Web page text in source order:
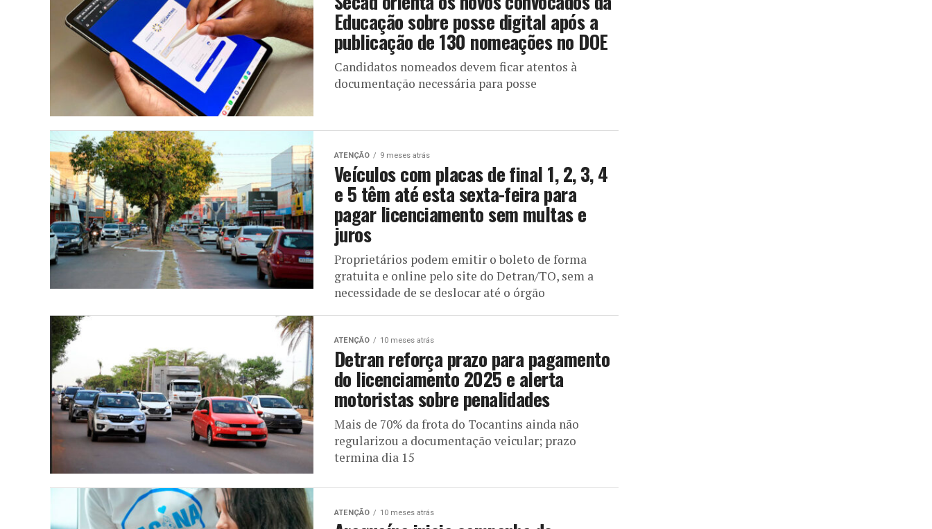
Educação sobre posse digital após a
publicação de 130 nomeações no DOE
Candidatos nomeados devem ficar atentos à
documentação necessária para posse
ATENÇÃO 9 meses atrás
Veículos com placas de final 1, 2, 3, 4
e 5 têm até esta sexta-feira para
pagar licenciamento sem multas e
juros
Proprietários podem emitir o boleto de forma
gratuita e online pelo site do Detran/TO, sem a
necessidade de se deslocar até o órgão
ATENÇÃO 10 meses atrás
Detran reforça prazo para pagamento
do licenciamento 2025 e alerta
motoristas sobre penalidades
Mais de 70% da frota do Tocantins ainda não
regularizou a documentação veicular; prazo
termina dia 15
ATENÇÃO 10 meses atrás